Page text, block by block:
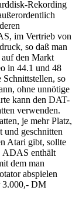
Rekording
im Vertrieb von
so daß man
auf den Markt
in 44.1 und 48
so
ohne unnötige
kann den DAT-
verwenden.
je mehr Platz,
und geschnitten
Atari gibt, sollte
ADAS enthält
dem man
abspielen
3.000,- DM